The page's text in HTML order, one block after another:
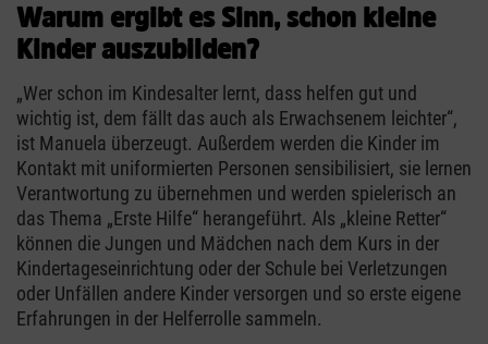
Warum ergibt es Sinn, schon kleine
Kinder auszubilden?
„Wer schon im Kindesalter lernt, dass helfen gut und
wichtig ist, dem fällt das auch als Erwachsenem leichter“,
ist Manuela überzeugt. Außerdem werden die Kinder im
Kontakt mit uniformierten Personen sensibilisiert, sie lernen
Verantwortung zu übernehmen und werden spielerisch an
das Thema „Erste Hilfe“ herangeführt. Als „kleine Retter“
können die Jungen und Mädchen nach dem Kurs in der
Kindertageseinrichtung oder der Schule bei Verletzungen
oder Unfällen andere Kinder versorgen und so erste eigene
Erfahrungen in der Helferrolle sammeln.